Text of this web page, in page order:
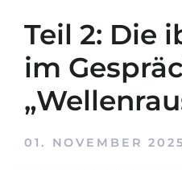
Teil 2: Die
im
01. NOVEMBER 2025